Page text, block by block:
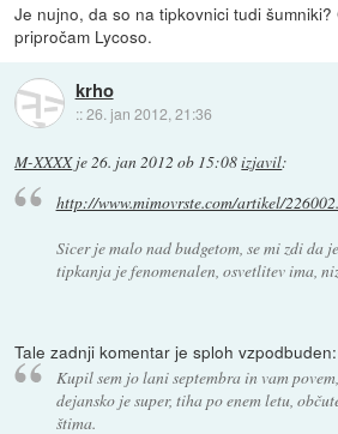
Je nujno, da so na tipkovnici tudi
pripročam Lycoso.
krho
::26. jan 2012, 21:36
M-XXXXje26. jan 2012 ob 15:08izjavil:
http://www.mimovrste.com/artikel/
Sicer je malo nad budgetom, se mi zdi da
tipkanja je fenomenalen, osvetlitev ima,
Tale zadnji komentar je sploh vzpodbuden:
Kupil sem jo lani septembra in vam
dejansko je super, tiha po enem letu,
štima.